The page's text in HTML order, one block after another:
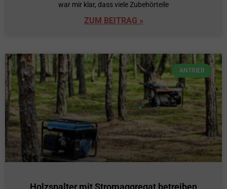
war mir klar, dass viele Zubehörteile
ZUM BEITRAG »
ANTRIEB
Holzspalter mit Stromaggregat betreiben